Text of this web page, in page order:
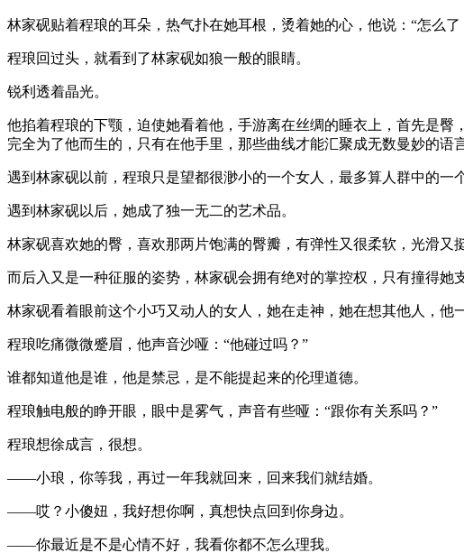
林家砚贴着程琅的耳朵，热气扑在她耳根，烫着她的心，他说：“怎么了
程琅回过头，就看到了林家砚如狼一般的眼睛。
锐利透着晶光。
他掐着程琅的下颚，迫使她看着他，手游离在丝绸的睡衣上，首先是
完全为了他而生的，只有在他手里，那些曲线才能汇聚成无数曼妙的
遇到林家砚以前，程琅只是望都很渺小的一个女人，最多算人群中的一
遇到林家砚以后，她成了独一无二的艺术品。
林家砚喜欢她的臀，喜欢那两片饱满的臀瓣，有弹性又很柔软，光滑
而后入又是一种征服的姿势，林家砚会拥有绝对的掌控权，只有撞得她
林家砚看着眼前这个小巧又动人的女人，她在走神，她在想其他人，他
程琅吃痛微微蹙眉，他声音沙哑：“他碰过吗？”
谁都知道他是谁，他是禁忌，是不能提起来的伦理道德。
程琅触电般的睁开眼，眼中是雾气，声音有些哑：“跟你有关系吗？”
程琅想徐成言，很想。
——小琅，你等我，再过一年我就回来，回来我们就结婚。
——哎？小傻妞，我好想你啊，真想快点回到你身边。
——你最近是不是心情不好，我看你都不怎么理我。